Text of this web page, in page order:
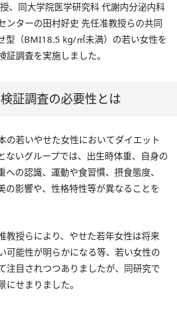
、同大学院医学研究科 代謝内分泌内科
ンターの田村好史 先任准教授らの共同
型（BMI18.5 kg/㎡未満）の若い女性を
証調査を実施しました。
検証調査の必要性とは
の若いやせた女性においてダイエット
ないグループでは、出生時体重、自身の
への認識、運動や食習慣、摂食態度、
の影響や、性格特性等が異なることを
教授らにより、やせた若年女性は将来
可能性が明らかになる等、若い女性の
注目されつつありましたが、同研究で
にせまりました。